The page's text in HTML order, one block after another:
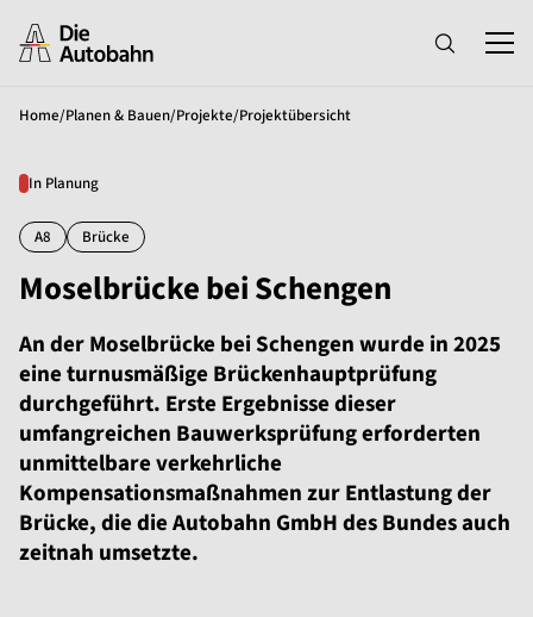
Home/Planen & Bauen/Projekte/Projektübersicht
In Planung
A8 Brücke
Moselbrücke bei Schengen
An der Moselbrücke bei Schengen wurde in 2025
eine turnusmäßige Brückenhauptprüfung
durchgeführt. Erste Ergebnisse dieser
umfangreichen Bauwerksprüfung erforderten
unmittelbare verkehrliche
Kompensationsmaßnahmen zur Entlastung der
Brücke, die die Autobahn GmbH des Bundes auch
zeitnah umsetzte.